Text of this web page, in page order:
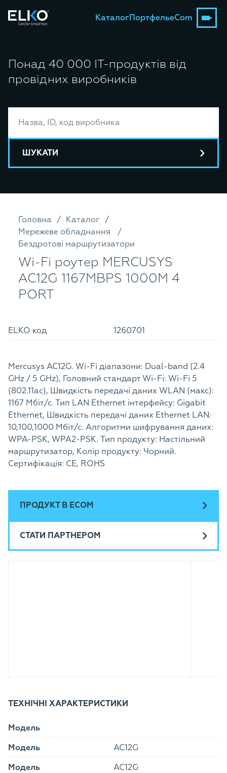
КаталогПортфельeCom
Понад 40 000 ІТ-продуктів від
провідних виробників
ШУКАТИ
Головна
Каталог
Мережеве обладнання
Бездротові маршрутизатори
Wi-Fi роутер MERCUSYS
AC12G 1167MBPS 1000M 4
PORT
ELKO код 1260701
Mercusys AC12G. Wi-Fi діапазони: Dual-band (2.4
GHz / 5 GHz), Головний стандарт Wi-Fi: Wi-Fi 5
(802.11ac), Швидкість передачі даних WLAN (макс):
1167 Мбіт/с. Тип LAN Ethernet інтерфейсу: Gigabit
Ethernet, Швидкість передачі даних Ethernet LAN:
10,100,1000 Мбіт/с. Алгоритми шифрування даних:
WPA-PSK, WPA2-PSK. Тип продукту: Настільний
маршрутизатор, Колір продукту: Чорний.
Сертифікація: CE, ROHS
ПРОДУКТ В ECOM
СТАТИ ПАРТНЕРОМ
ТЕХНІЧНІ ХАРАКТЕРИСТИКИ
Модель
Модель
AC12G
Модель
AC12G